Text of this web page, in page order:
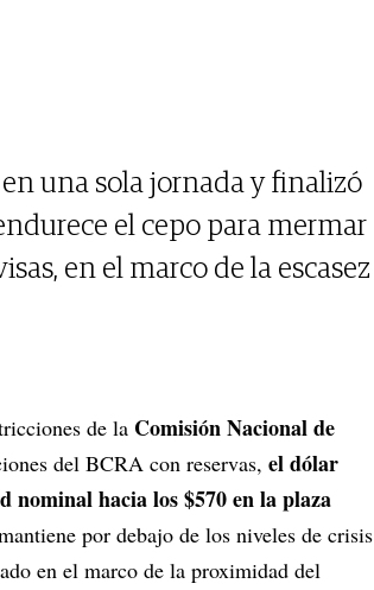
una sola jornada y finalizó
el cepo para mermar
en el marco de la escasez
de la Comisión Nacional de
del BCRA con reservas, el dólar
nominal hacia los $570 en la plaza
por debajo de los niveles de crisis
en el marco de la proximidad del